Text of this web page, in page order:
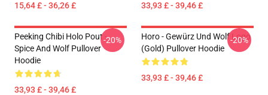
15,64 £ - 36,26 £ 33,93 £ - 39,46 £
Peeking Chibi Holo Pout -
Spice And Wolf Pullover
Hoodie
33,93 £ - 39,46 £
-20%
Horo - Gewürz Und Wolf Logo
(Gold) Pullover Hoodie
33,93 £ - 39,46 £
-20%